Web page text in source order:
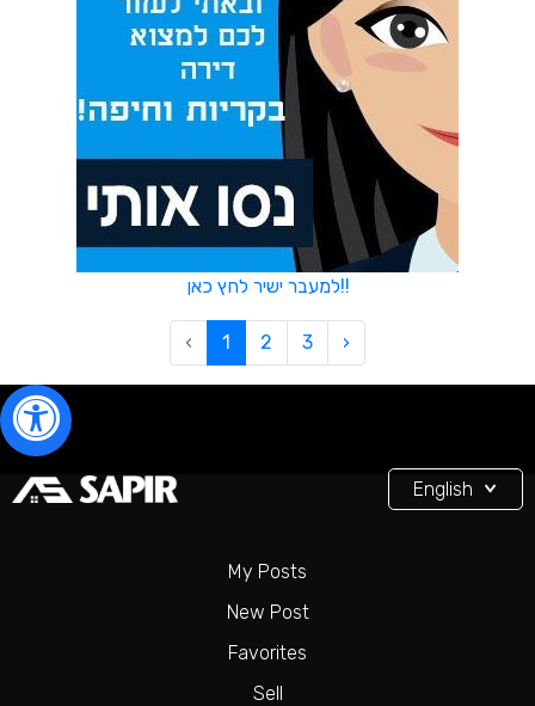
למעבר ישיר לחץ כאן!!
‹ 1 2 3 ›
My Posts
New Post
Favorites
Sell
English